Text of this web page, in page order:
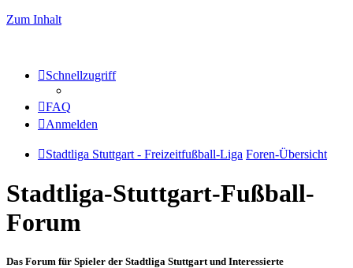
Zum Inhalt
Schnellzugriff
FAQ
Anmelden
Stadtliga Stuttgart - Freizeitfußball-Liga Foren-Übersicht
Stadtliga-Stuttgart-Fußball-
Forum
Das Forum für Spieler der Stadtliga Stuttgart und Interessierte